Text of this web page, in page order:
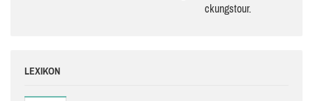
ckungs­tour.
LEXIKON